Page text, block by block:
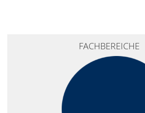
FACHBEREICHE